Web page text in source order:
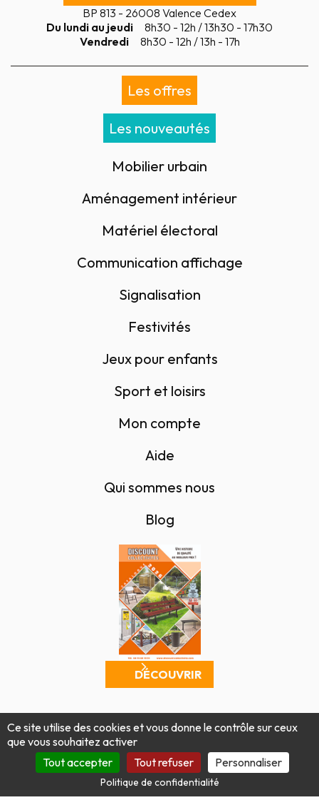
BP 813 - 26008 Valence Cedex
Du lundi au jeudi
8h30 - 12h / 13h30 - 17h30
Vendredi
8h30 - 12h / 13h - 17h
Les offres
Les nouveautés
Mobilier urbain
Aménagement intérieur
Matériel électoral
Communication affichage
Signalisation
Festivités
Jeux pour enfants
Sport et loisirs
Mon compte
Aide
Qui sommes nous
Blog
DÉCOUVRIR
Mentions légalesPolitique de confidentialité
Conditions générales de vente
Produit par Tout Simplement Digital
Site protégé par reCAPTCHA.Vie privée
Ce site utilise des cookies et vous donne le contrôle sur ceux
que vous souhaitez activer
Tout accepter
Tout refuser Personnaliser
Politique de confidentialité